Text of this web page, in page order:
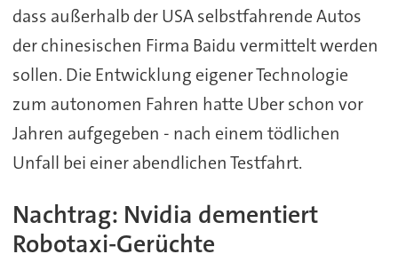
dass außerhalb der USA selbstfahrende Autos
der chinesischen Firma Baidu vermittelt werden
sollen. Die Entwicklung eigener Technologie
zum autonomen Fahren hatte Uber schon vor
Jahren aufgegeben - nach einem tödlichen
Unfall bei einer abendlichen Testfahrt.
Nachtrag: Nvidia dementiert
Robotaxi-Gerüchte